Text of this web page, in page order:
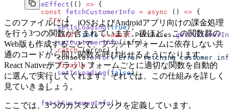
  useEffect
(() => {
    const
fetchCustomerInfo = async () => {
      try
{
        setIsLoading
(true);
        const
info = await Purchases.
        setCustomerInfo
(info);
      }
catch (error) {
        console.
error("Error fetching customer
      }
finally {
        setIsLoading
( false);
      }
    };
    fetchCustomerInfo
();
このファイルには、iOSおよびAndroidアプリ向けの課金処理
を行う3つの関数が含まれています。後ほど、この関数群の
Web版も作成することで、プラットフォームに依存しない共
通のコードから同じ関数を呼び出せるようになります。
React Nativeがプラットフォームごとに適切な関数を自動的
に選んで実行してくれます。それでは、この仕組みを詳しく
見ていきましょう。
ここでは、3つのカスタムフックを定義しています。